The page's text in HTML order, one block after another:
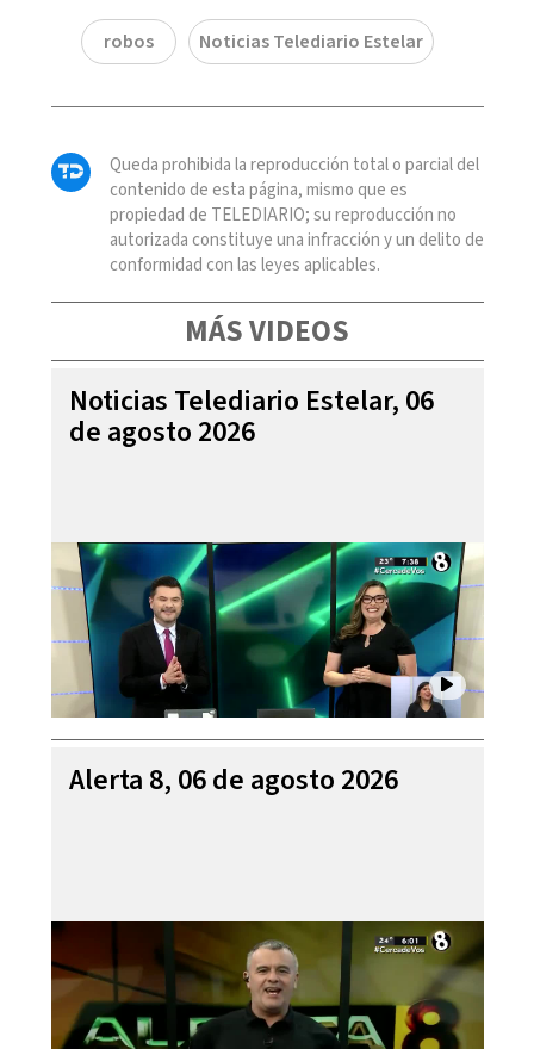
robos Noticias Telediario Estelar
Queda prohibida la reproducción total o parcial del
contenido de esta página, mismo que es
propiedad de TELEDIARIO; su reproducción no
autorizada constituye una infracción y un delito de
conformidad con las leyes aplicables.
MÁS VIDEOS
Noticias Telediario Estelar, 06
de agosto 2026
Alerta 8, 06 de agosto 2026